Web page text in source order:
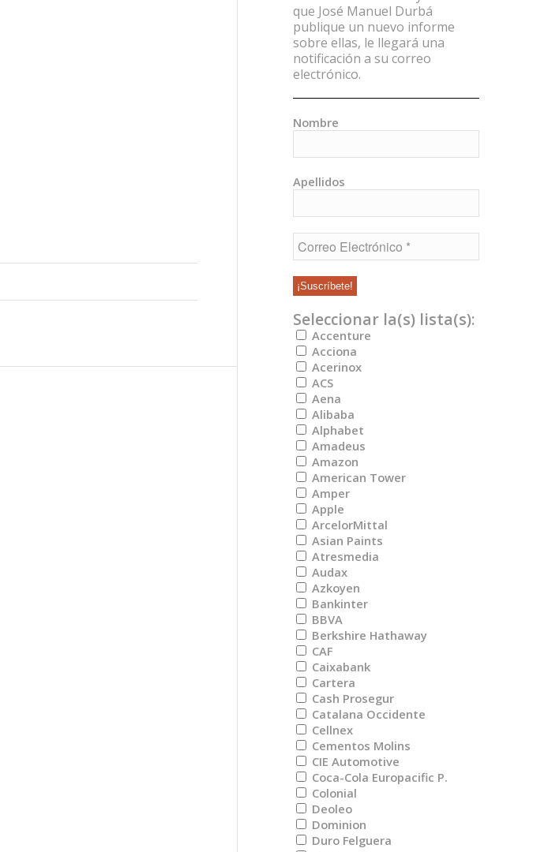
que José Manuel Durbá
publique un nuevo informe
sobre ellas, le llegará una
notificación a su correo
electrónico.
Nombre
Apellidos
Seleccionar la(s) lista(s):
Accenture
Acciona
Acerinox
ACS
Aena
Alibaba
Alphabet
Amadeus
Amazon
American Tower
Amper
Apple
ArcelorMittal
Asian Paints
Atresmedia
Audax
Azkoyen
Bankinter
BBVA
Berkshire Hathaway
CAF
Caixabank
Cartera
Cash Prosegur
Catalana Occidente
Cellnex
Cementos Molins
CIE Automotive
Coca-Cola Europacific P.
Colonial
Deoleo
Dominion
Duro Felguera